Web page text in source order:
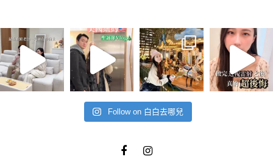
Follow on 白白去哪兒